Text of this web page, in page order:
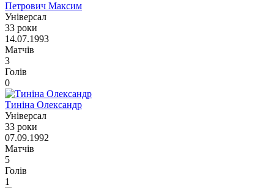
Петрович Максим
Універсал
33 роки
14.07.1993
Матчів
3
Голів
0
Тиніна Олександр
Універсал
33 роки
07.09.1992
Матчів
5
Голів
1